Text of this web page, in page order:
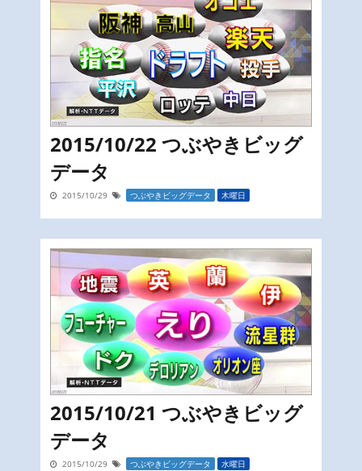
2015/10/22 つぶやきビッグ
データ
2015/10/29 つぶやきビッグデータ 木曜日
2015/10/21 つぶやきビッグ
データ
2015/10/29 つぶやきビッグデータ 水曜日